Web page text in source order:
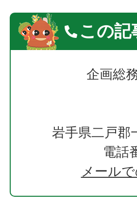
この
企画総
岩手県二戸郡
電話
メール